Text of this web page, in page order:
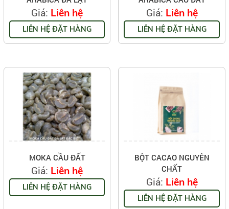
Giá: Liên hệ
LIÊN HỆ ĐẶT HÀNG
Giá: Liên hệ
LIÊN HỆ ĐẶT HÀNG
MOKA CẦU ĐẤT
Giá: Liên hệ
LIÊN HỆ ĐẶT HÀNG
BỘT CACAO NGUYÊN
CHẤT
Giá: Liên hệ
LIÊN HỆ ĐẶT HÀNG